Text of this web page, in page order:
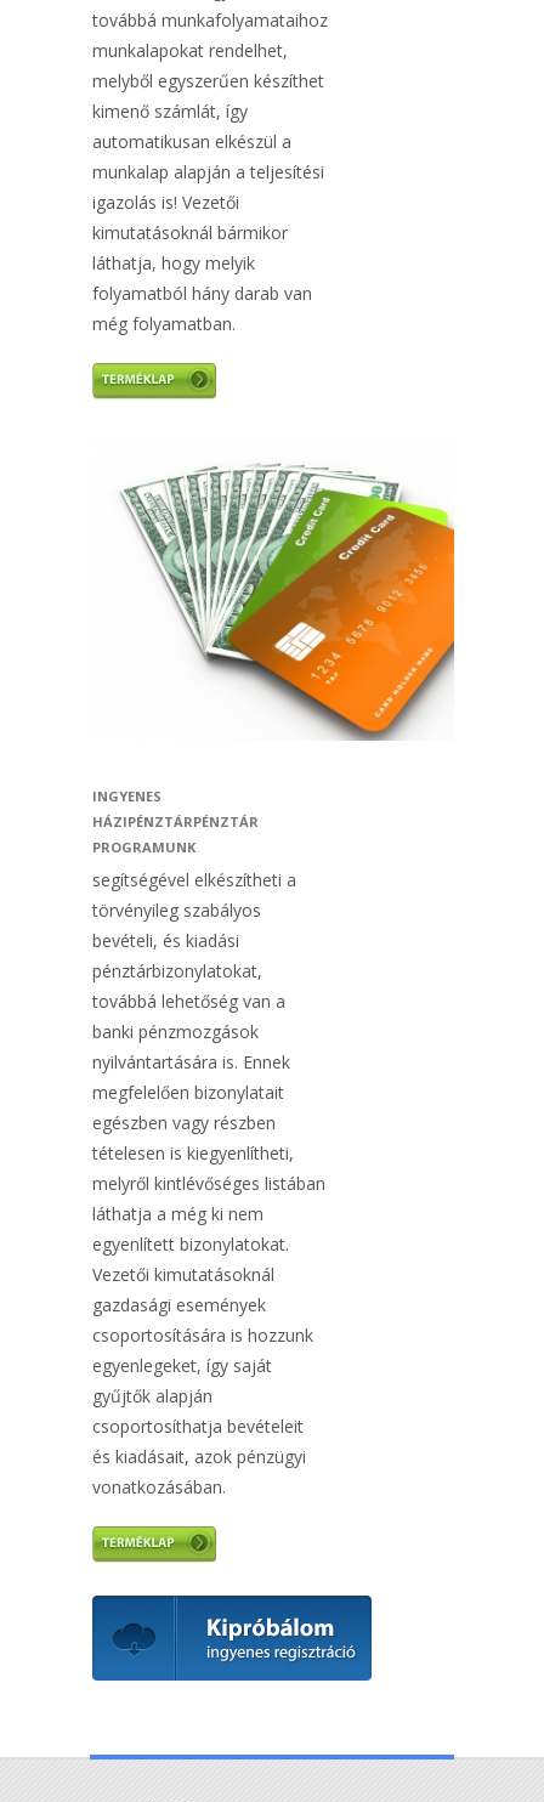
továbbá munkafolyamataihoz
munkalapokat rendelhet,
melyből egyszerűen készíthet
kimenő számlát, így
automatikusan elkészül a
munkalap alapján a teljesítési
igazolás is! Vezetői
kimutatásoknál bármikor
láthatja, hogy melyik
folyamatból hány darab van
még folyamatban.
INGYENES
HÁZIPÉNZTÁRPÉNZTÁR
PROGRAMUNK
segítségével elkészítheti a
törvényileg szabályos
bevételi, és kiadási
pénztárbizonylatokat,
továbbá lehetőség van a
banki pénzmozgások
nyilvántartására is. Ennek
megfelelően bizonylatait
egészben vagy részben
tételesen is kiegyenlítheti,
melyről kintlévőséges listában
láthatja a még ki nem
egyenlített bizonylatokat.
Vezetői kimutatásoknál
gazdasági események
csoportosítására is hozzunk
egyenlegeket, így saját
gyűjtők alapján
csoportosíthatja bevételeit
és kiadásait, azok pénzügyi
vonatkozásában.